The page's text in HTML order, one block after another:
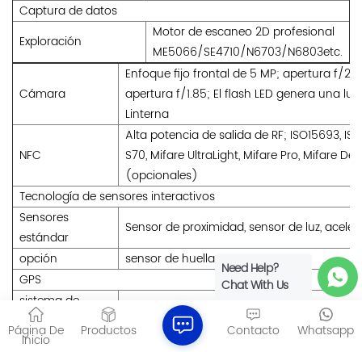
Captura de datos
Exploración
Motor de escaneo 2D profesional
ME5066/SE4710/N6703/N6803etc.
Cámara
Enfoque fijo frontal de 5 MP; apertura f/
apertura f/1.85; El flash LED genera una
Linterna
NFC
Alta potencia de salida de RF; ISO15693,
S70, Mifare UltraLight, Mifare Pro, Mifare
(opcionales)
Tecnología de sensores interactivos
Sensores
estándar
Sensor de proximidad, sensor de luz,
opción
sensor de huellas dactilares
GPS
sistema de
posicionamiento
GPS L1 con A-GPS, Glonass, BeiDou, Galileo,
WAN inalámbrica
Página De
Inicio
Productos Whatsapp
Contacto
Need Help?
Chat With Us